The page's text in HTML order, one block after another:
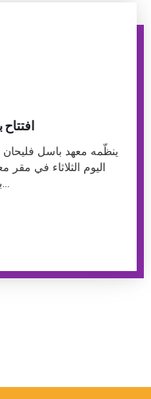
ينظّمه معهد باسل فليحان
اليوم الثلاثاء في
بيروت الحلقة الأولى من برنامج الشهادة...